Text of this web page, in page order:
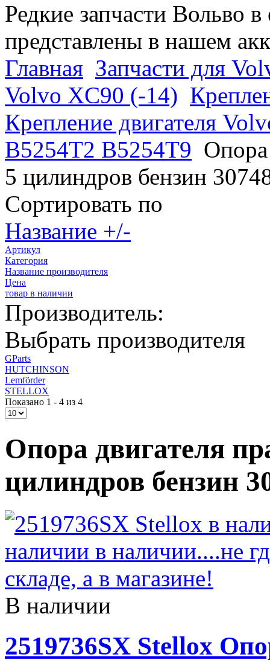
Редкие запчасти Вольво
представлены в нашем
Главная Запчасти для
Volvo XC90 (-14)
Крепление двигателя
B5254T2 B5254T9 Опора
5 цилиндров бензин
Сортировать по
Название +/-
Артикул
Категория
Название производителя
Цена
товар в наличии
Производитель:
Выбрать производителя
GParts
HUTCHINSON
Lemförder
STELLOX
Показано 1 - 4 из 4
Опора двигателя
цилиндров бензин
В наличии
2519736SX Stellox